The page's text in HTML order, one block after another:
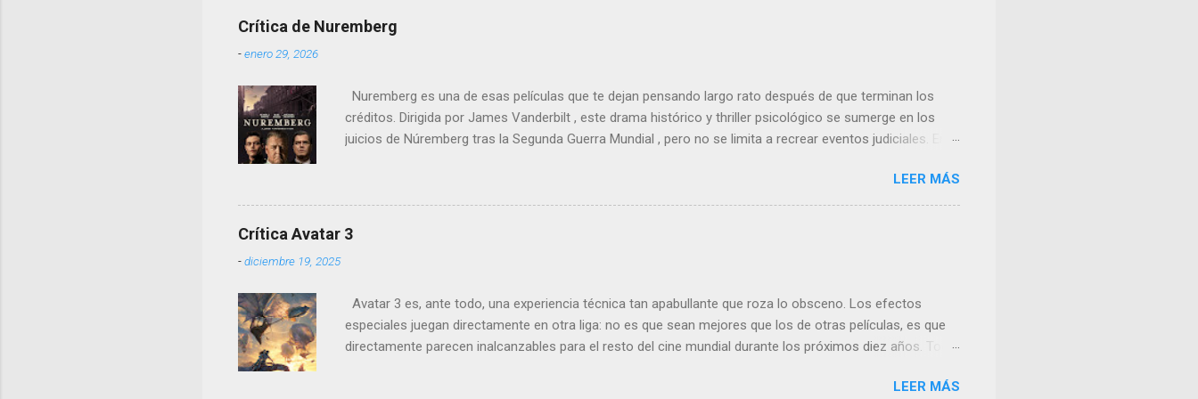
Crítica de Nuremberg
-enero 29, 2026
Nuremberg es una de esas películas que te dejan pensando largo rato después de que terminan los
créditos. Dirigida por James Vanderbilt , este drama histórico y thriller psicológico se sumerge en los
juicios de Núremberg tras la Segunda Guerra Mundial , pero no se limita a recrear eventos judiciales. En
LEER MÁS
Crítica Avatar 3
-diciembre 19, 2025
Avatar 3 es, ante todo, una experiencia técnica tan apabullante que roza lo obsceno. Los efectos
especiales juegan directamente en otra liga: no es que sean mejores que los de otras películas, es que
directamente parecen inalcanzables para el resto del cine mundial durante los próximos diez años. Todo
LEER MÁS